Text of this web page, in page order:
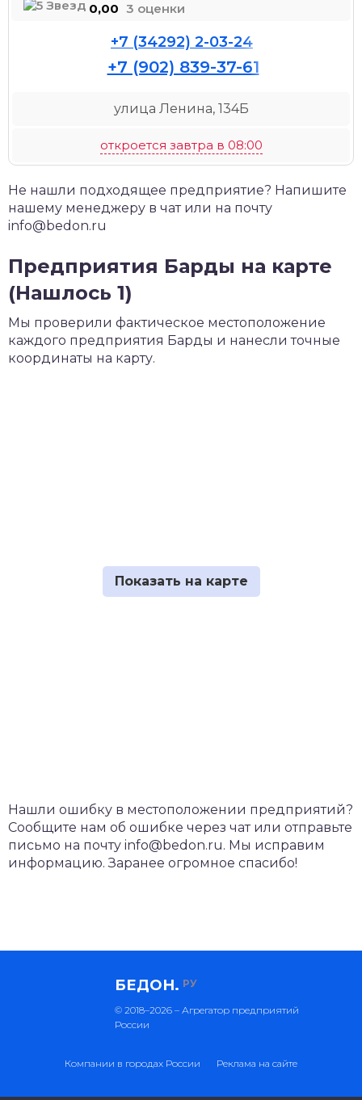
0,00 3 оценки
+7 (34292) 2-03-24
+7 (902) 839-37-61
улица Ленина, 134Б
откроется завтра в 08:00
Не нашли подходящее предприятие? Напишите
нашему менеджеру в чат или на почту
info@bedon.ru
Предприятия Барды на карте
(Нашлось 1)
Мы проверили фактическое местоположение
каждого предприятия Барды и нанесли точные
координаты на карту.
Нашли ошибку в местоположении предприятий?
Сообщите нам об ошибке через чат или отправьте
письмо на почту info@bedon.ru. Мы исправим
информацию. Заранее огромное спасибо!
БЕДОН. РУ
© 2018–2026 – Агрегатор предприятий
России
Компании в городах России Реклама на сайте